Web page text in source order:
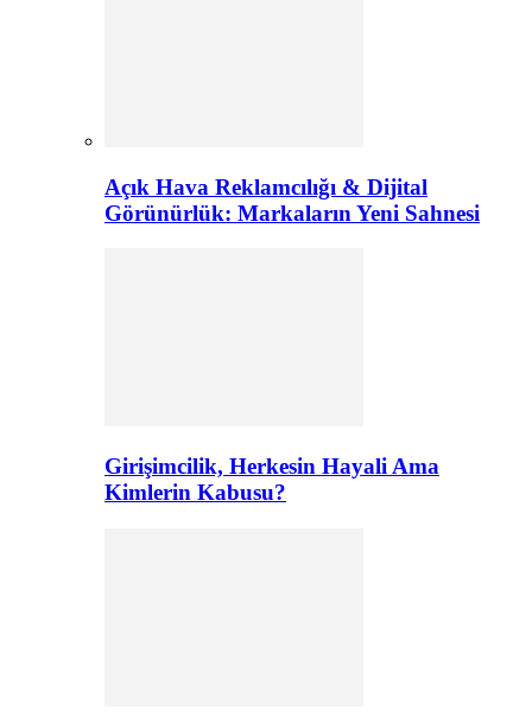
Açık Hava Reklamcılığı & Dijital
Görünürlük: Markaların Yeni Sahnesi
Girişimcilik, Herkesin Hayali Ama
Kimlerin Kabusu?